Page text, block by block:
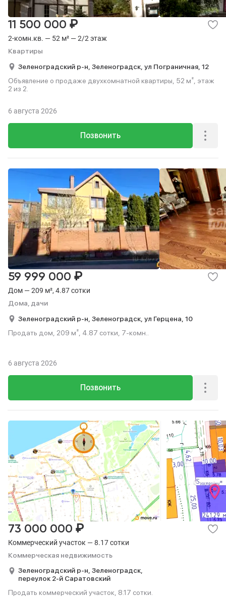
2-комн.кв. — 52 м² — 2/2 этаж
Квартиры
11 500 000 ₽
Зеленоградский р-н, Зеленоградск, ул Пограничная, 12
Объявление о продаже двухкомнатной квартиры, 52 м², этаж
2 из 2.
Позвонить
6 августа 2026
Дом — 209 м², 4.87 сотки
Дома, дачи
59 999 000 ₽
Зеленоградский р-н, Зеленоградск, ул Герцена, 10
Продать дом, 209 м², 4.87 сотки, 7-комн..
Позвонить
6 августа 2026
Коммерческий участок — 8.17 сотки
Коммерческая недвижимость
73 000 000 ₽
Зеленоградский р-н, Зеленоградск,
переулок 2-й Саратовский
Продать коммерческий участок, 8.17 сотки.